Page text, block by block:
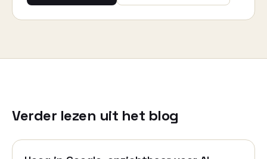
Verder lezen uit het blog